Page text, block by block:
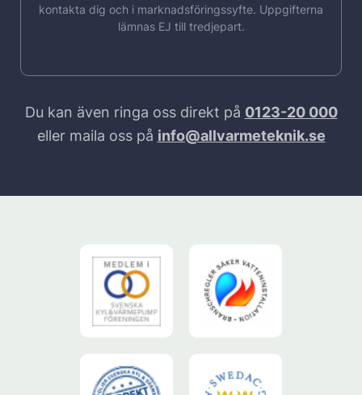
kontakta dig och i marknadsföringssyfte. Uppgifterna
lämnas EJ till tredjepart.
Du kan även ringa oss direkt på 0123-20 000
eller maila oss på info@allvarmeteknik.se